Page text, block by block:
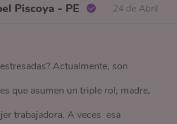
Piscoya - PE 24 de Abril
Actualmente, son
que asumen un triple rol; madre,
trabajadora. A veces esa